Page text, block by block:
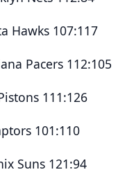
Hawks 107:117
Pacers 112:105
111:126
101:110
Suns 121:94